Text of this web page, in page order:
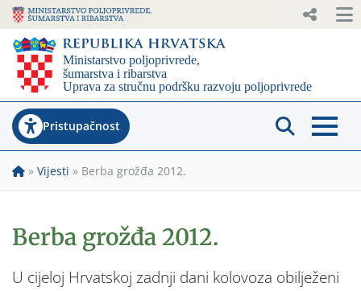
Pristupačnost
» Vijesti » Berba grožđa 2012.
Berba grožđa 2012.
U cijeloj Hrvatskoj zadnji dani kolovoza obilježeni